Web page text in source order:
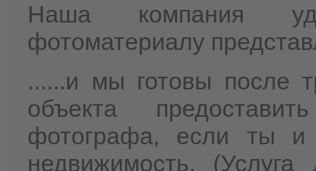
Наша компания
фотоматериалу
......и мы готовы после
объекта
фотографа, если ты и
недвижимость.